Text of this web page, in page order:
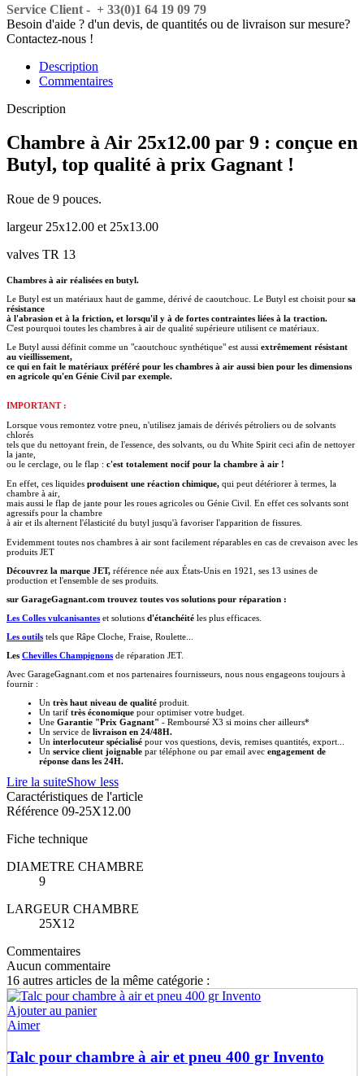
Service Client - + 33(0)1 64 19 09 79
Besoin d'aide ? d'un devis, de quantités ou de livraison sur mesure?
Contactez-nous !
Description
Commentaires
Description
Chambre à Air 25x12.00 par 9 : conçue en
Butyl, top qualité à prix Gagnant !
Roue de 9 pouces.
largeur 25x12.00 et 25x13.00
valves TR 13
Chambres à air réalisées en butyl.
Le Butyl est un matériaux haut de gamme, dérivé de caoutchouc. Le Butyl est choisit pour sa
résistance
à l'abrasion et à la friction, et lorsqu'il y à de fortes contraintes liées à la traction.
C'est pourquoi toutes les chambres à air de qualité supérieure utilisent ce matériaux.
Le Butyl aussi définit comme un "caoutchouc synthétique" est aussi extrêmement résistant
au vieillissement,
ce qui en fait le matériaux préféré pour les chambres à air aussi bien pour les dimensions
en agricole qu'en Génie Civil par exemple.
IMPORTANT :
Lorsque vous remontez votre pneu, n'utilisez jamais de dérivés pétroliers ou de solvants
chlorés
tels que du nettoyant frein, de l'essence, des solvants, ou du White Spirit ceci afin de nettoyer
la jante,
ou le cerclage, ou le flap : c'est totalement nocif pour la chambre à air !
En effet, ces liquides produisent une réaction chimique, qui peut détériorer à termes, la
chambre à air,
mais aussi le flap de jante pour les roues agricoles ou Génie Civil. En effet ces solvants sont
agressifs pour la chambre
à air et ils alternent l'élasticité du butyl jusqu'à favoriser l'apparition de fissures.
Evidemment toutes nos chambres à air sont facilement réparables en cas de crevaison avec les
produits JET
Découvrez la marque JET, référence née aux États-Unis en 1921, ses 13 usines de
production et l'ensemble de ses produits.
sur GarageGagnant.com trouvez toutes vos solutions pour réparation :
Les Colles vulcanisantes et solutions d'étanchéité les plus efficaces.
Les outils tels que Râpe Cloche, Fraise, Roulette...
Les Chevilles Champignons de réparation JET.
Avec GarageGagnant.com et nos partenaires fournisseurs, nous nous engageons toujours à
fournir :
Un très haut niveau de qualité produit.
Un tarif très économique pour optimiser votre budget.
Une Garantie "Prix Gagnant" - Remboursé X3 si moins cher ailleurs*
Un service de livraison en 24/48H.
Un interlocuteur spécialisé pour vos questions, devis, remises quantités, export...
Un service client joignable par téléphone ou par email avec engagement de
réponse dans les 24H.
Lire la suiteShow less
Caractéristiques de l'article
Référence 09-25X12.00
Fiche technique
DIAMETRE CHAMBRE
9
LARGEUR CHAMBRE
25X12
Commentaires
Aucun commentaire
16 autres articles de la même catégorie :
Ajouter au panier
Aimer
Talc pour chambre à air et pneu 400 gr Invento